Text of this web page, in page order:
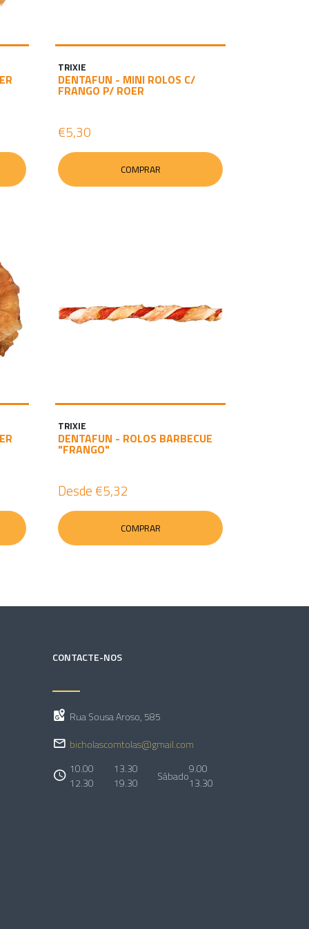
TRIXIE
DENTAFUN - MINI ROLOS C/
FRANGO P/ ROER
€5,30
COMPRAR
TRIXIE
DENTAFUN - ROLOS BARBECUE
"FRANGO"
Desde €5,32
COMPRAR
CONTACTE-NOS
Rua Sousa Aroso, 585
bicholascomtolas@gmail.com
10.00
12.30
13.30
19.30
Sábado9.00
13.30